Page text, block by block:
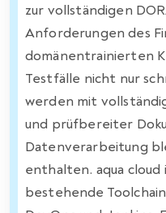
zur vollständigen
Anforderungen des
domänentrainierten
Testfälle nicht nur
werden mit
und prüfbereiter
Datenverarbeitung
enthalten. aqua
bestehende